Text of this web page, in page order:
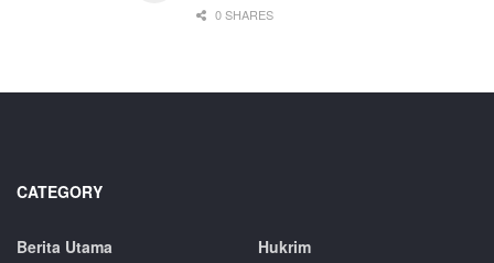
0 SHARES
CATEGORY
Berita Utama Hukrim